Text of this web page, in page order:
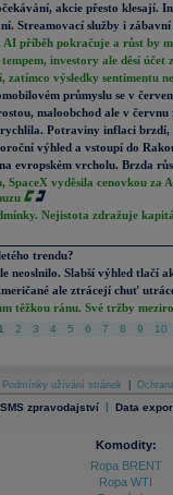
akcie přesto klesají.
Streamovací služby i
příběh pokračuje a růst by
investory ale děsí účet
zatímco výsledky sentimentu
průmyslu se v
maloobchod ale v červnu
Potraviny inflaci
výhled a vstoupí do
evropském vrcholu. Brzda
SpaceX vyděsila cenovkou za
Nejistota zdražuje
trendu?
neoslnilo. Slabší výhled tlačí
ale ztrácejí chuť
těžkou ránu. Své tržby
2 3 4 5 6 7 8 9 10
Podmínky užívání stránek
SMS zpravodajství | Data
Komodity:
Ropa BRENT
Ropa WTI